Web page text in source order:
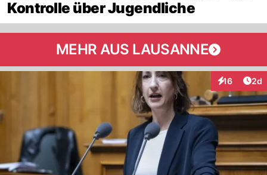
Kontrolle über Jugendliche
MEHR AUS LAUSANNE
16
Interaktionen
2d